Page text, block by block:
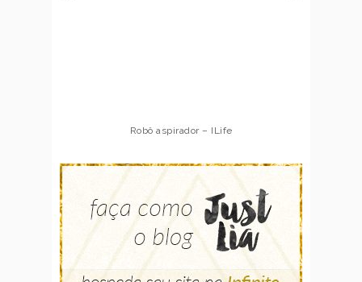
Robô aspirador – ILife